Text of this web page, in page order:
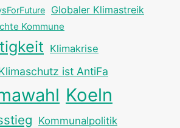
Globaler Klimastreik
Kommune
Klimakrise
ist AntiFa
Koeln
Kommunalpolitik